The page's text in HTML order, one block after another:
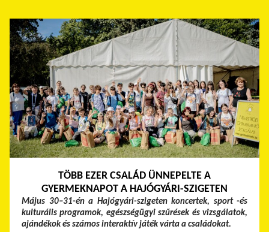
TÖBB EZER CSALÁD ÜNNEPELTE A
GYERMEKNAPOT A HAJÓGYÁRI-SZIGETEN
Május 30–31-én a Hajógyári-szigeten koncertek, sport -és
kulturális programok, egészségügyi szűrések és vizsgálatok,
ajándékok és számos interaktív játék várta a családokat.